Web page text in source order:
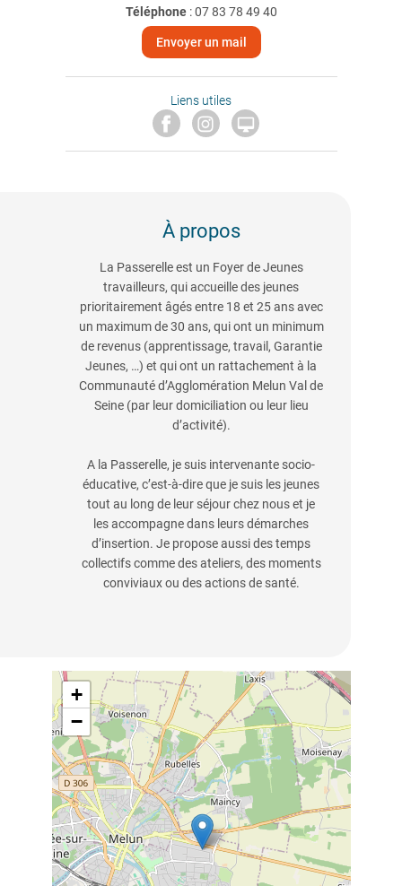
Téléphone:07 83 78 49 40
Envoyer un mail
Liens utiles

À propos
La Passerelle est un Foyer de Jeunes
travailleurs, qui accueille des jeunes
prioritairement âgés entre 18 et 25 ans avec
un maximum de 30 ans, qui ont un minimum
de revenus (apprentissage, travail, Garantie
Jeunes, …) et qui ont un rattachement à la
Communauté d’Agglomération Melun Val de
Seine (par leur domiciliation ou leur lieu
d’activité).
A la Passerelle, je suis intervenante socio-
éducative, c’est-à-dire que je suis les jeunes
tout au long de leur séjour chez nous et je
les accompagne dans leurs démarches
d’insertion. Je propose aussi des temps
collectifs comme des ateliers, des moments
conviviaux ou des actions de santé.
+
−